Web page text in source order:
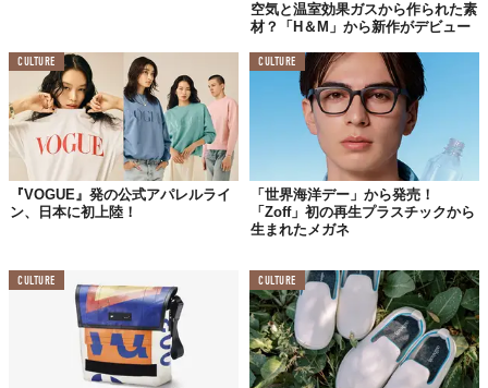
空気と温室効果ガスから作られた素
材？「H＆M」から新作がデビュー
CULTURE
『VOGUE』発の公式アパレルライ
ン、日本に初上陸！
CULTURE
「世界海洋デー」から発売！
「Zoff」初の再生プラスチックから
生まれたメガネ
CULTURE CULTURE